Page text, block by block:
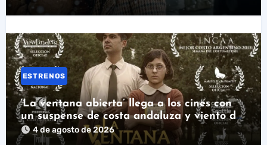
ESTRENOS
‘La ventana abierta’ llega a los cines con
un suspense de costa andaluza y viento de
levante
4 de agosto de 2026